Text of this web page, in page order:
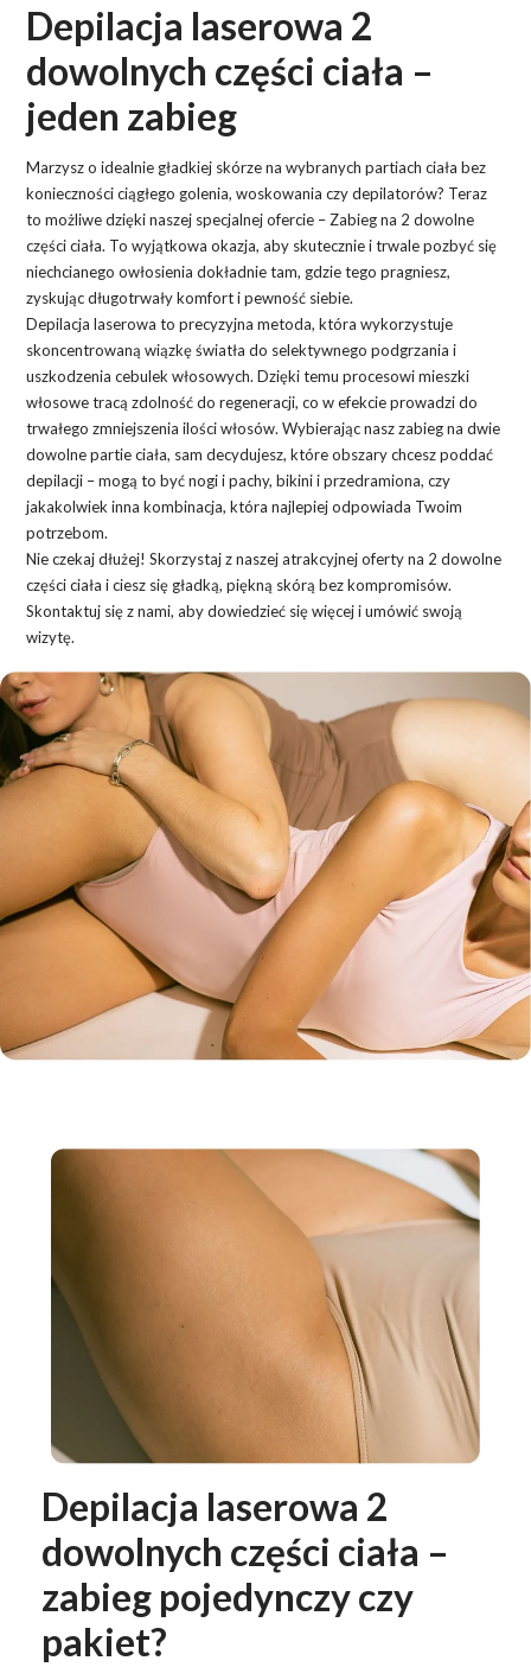
Depilacja laserowa 2
dowolnych części ciała –
jeden zabieg
Marzysz o idealnie gładkiej skórze na wybranych partiach ciała bez
konieczności ciągłego golenia, woskowania czy depilatorów? Teraz
to możliwe dzięki naszej specjalnej ofercie – Zabieg na 2 dowolne
części ciała. To wyjątkowa okazja, aby skutecznie i trwale pozbyć się
niechcianego owłosienia dokładnie tam, gdzie tego pragniesz,
zyskując długotrwały komfort i pewność siebie.
Depilacja laserowa to precyzyjna metoda, która wykorzystuje
skoncentrowaną wiązkę światła do selektywnego podgrzania i
uszkodzenia cebulek włosowych. Dzięki temu procesowi mieszki
włosowe tracą zdolność do regeneracji, co w efekcie prowadzi do
trwałego zmniejszenia ilości włosów. Wybierając nasz zabieg na dwie
dowolne partie ciała, sam decydujesz, które obszary chcesz poddać
depilacji – mogą to być nogi i pachy, bikini i przedramiona, czy
jakakolwiek inna kombinacja, która najlepiej odpowiada Twoim
potrzebom.
Nie czekaj dłużej! Skorzystaj z naszej atrakcyjnej oferty na 2 dowolne
części ciała i ciesz się gładką, piękną skórą bez kompromisów.
Skontaktuj się z nami, aby dowiedzieć się więcej i umówić swoją
wizytę.
Depilacja laserowa 2
dowolnych części ciała –
zabieg pojedynczy czy
pakiet?